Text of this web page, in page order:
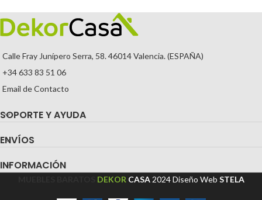
Calle Fray Junípero Serra, 58. 46014 Valencia. (ESPAÑA)
+34 633 83 51 06
Email de Contacto
SOPORTE Y AYUDA
ENVÍOS
INFORMACIÓN
DEKOR CASA 2024Diseño Web STELA